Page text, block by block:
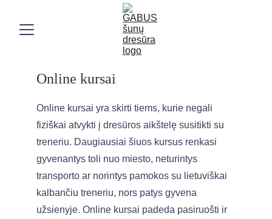
Online kursai
Online kursai yra skirti tiems, kurie negali
fiziškai atvykti į dresūros aikštelę susitikti su
treneriu. Daugiausiai šiuos kursus renkasi
gyvenantys toli nuo miesto, neturintys
transporto ar norintys pamokos su lietuviškai
kalbančiu treneriu, nors patys gyvena
užsienyje. Online kursai padeda pasiruošti ir